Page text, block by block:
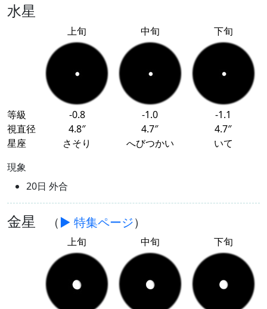
水星
上旬 中旬 下旬
等級 -0.8 -1.0
-1.1
視直径
4.8″ 4.7″
4.7″
星座
さそり へびつかい
いて
現象
20日 外合
金星 （▶ 特集ページ）
上旬 中旬 下旬